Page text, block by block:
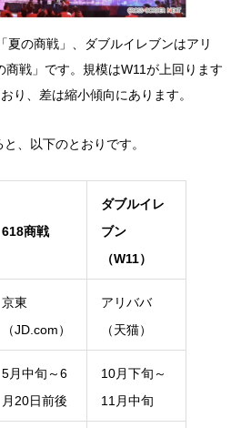
夏の商戦」、ダブルイレブンはアリ
戦」です。規模はW11が上回ります
り、差は縮小傾向にあります。
、以下のとおりです。
618商戦
ダブルイレ
ブン
（W11）
京東
（JD.com）
アリババ
（天猫）
5月中旬～6
月20日前後
10月下旬～
11月中旬